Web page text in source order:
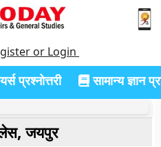
or Login
प्रश्नोत्तरी सामान्य ज्ञान
जयपुर